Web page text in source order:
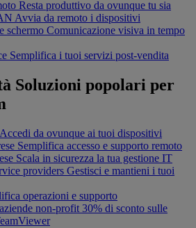
Resta produttivo da ovunque tu sia
Avvia da remoto i dispositivi
schermo Comunicazione visiva in tempo
Semplifica i tuoi servizi post-vendita
Soluzioni popolari per
Accedi da ovunque ai tuoi dispositivi
Semplifica accesso e supporto remoto
Scala in sicurezza la tua gestione IT
providers Gestisci e mantieni i tuoi
operazioni e supporto
non-profit 30% di sconto sulle